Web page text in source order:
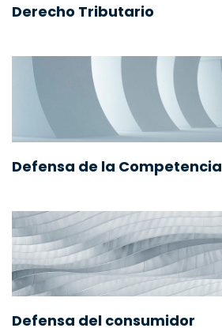
Derecho Tributario
Defensa de la Competencia
Defensa del consumidor